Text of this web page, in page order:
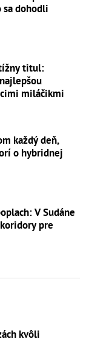
sa dohodli
titul:
miláčikmi
každý deň,
o hybridnej
V Sudáne
pre
kvôli